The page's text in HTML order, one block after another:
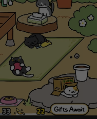
pero no nos
reflejos decentes y una
los retos como
sólo los
no malgastar
hermosa que merece la
y 3,99 $ en iOS. Es
todavía pueden competir
los juegos modernos.